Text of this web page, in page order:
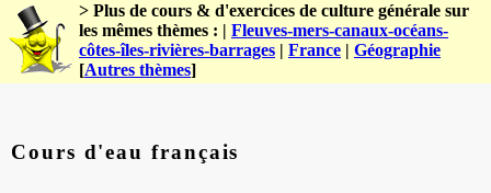
> Plus de cours & d'exercices de culture générale sur
les mêmes thèmes : | Fleuves-mers-canaux-océans-
côtes-îles-rivières-barrages | France | Géographie
[Autres thèmes]
Cours d'eau français